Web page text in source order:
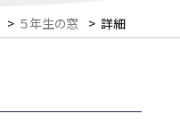
> ５年生の窓 > 詳細